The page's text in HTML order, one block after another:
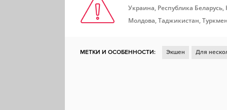
Украина, Республика
Молдова, Таджикистан,
МЕТКИ И ОСОБЕННОСТИ: Экшен Для